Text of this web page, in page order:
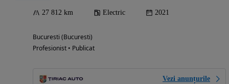
27 812 km Electric 2021
Bucuresti (Bucuresti)
Profesionist • Publicat
Vezi anunțurile